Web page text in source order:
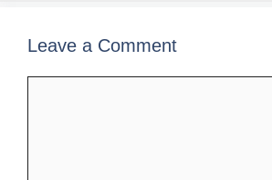
Leave a Comment